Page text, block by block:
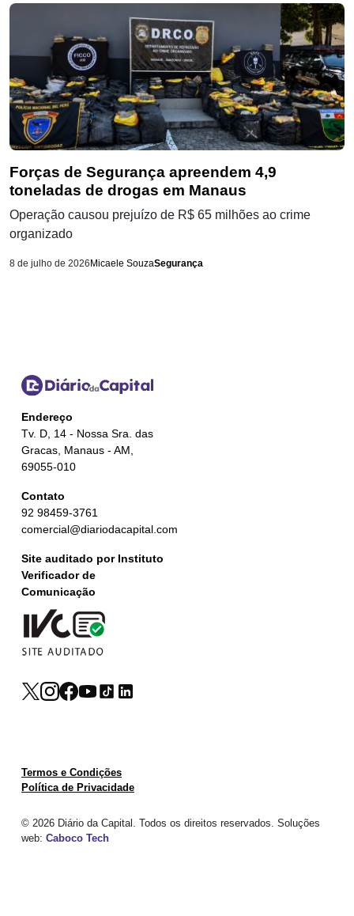
Forças de Segurança apreendem 4,9
toneladas de drogas em Manaus
Operação causou prejuízo de R$ 65 milhões ao crime
organizado
8 de julho de 2026 Micaele SouzaSegurança
Endereço
Tv. D, 14 - Nossa Sra. das
Gracas, Manaus - AM,
69055-010
Contato
92 98459-3761
comercial@diariodacapital.com
Site auditado por Instituto
Verificador de
Comunicação
© 2026 Diário da Capital. Todos os direitos reservados. Soluções
web: Caboco Tech
Termos e Condições
Política de Privacidade